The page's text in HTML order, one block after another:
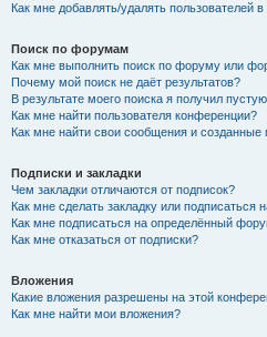
Как мне добавлять/удалять пользователей
Поиск по форумам
Как мне выполнить поиск по форуму или
Почему мой поиск не даёт результатов?
В результате моего поиска я получил
Как мне найти пользователя конференции?
Как мне найти свои сообщения и
Подписки и закладки
Чем закладки отличаются от подписок?
Как мне сделать закладку или подписаться
Как мне подписаться на определённый
Как мне отказаться от подписки?
Вложения
Какие вложения разрешены на этой
Как мне найти мои вложения?